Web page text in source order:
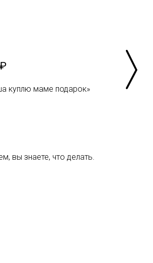
куплю маме подарок»
вы знаете, что делать.